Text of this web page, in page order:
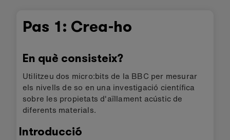
Pas 1: Crea-ho
En què consisteix?
Utilitzeu dos micro:bits de la BBC per mesurar
els nivells de so en una investigació científica
sobre les propietats d'aïllament acústic de
diferents materials.
Introducció